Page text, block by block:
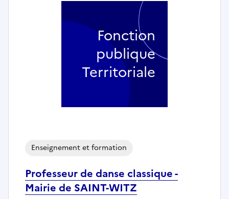
Professeur de danse classique -
Mairie de SAINT-WITZ
Enseignement et formation
Fonction
publique
Territoriale